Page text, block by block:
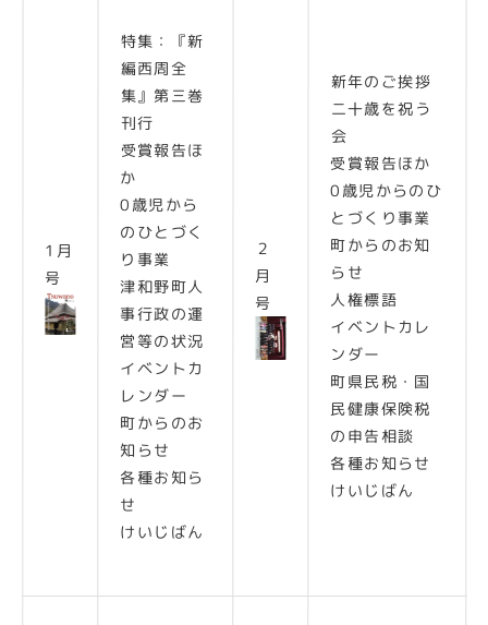
1月
号
特集：『新
編西周全
集』第三巻
刊行
受賞報告ほ
か
0歳児から
のひとづく
り事業
津和野町人
事行政の運
営等の状況
イベントカ
レンダー
町からのお
知らせ
各種お知ら
せ
けいじばん
２
月
号
新年のご挨拶
二十歳を祝う
会
受賞報告ほか
0歳児からのひ
とづくり事業
町からのお知
らせ
人権標語
イベントカレ
ンダー
町県民税・国
民健康保険税
の申告相談
各種お知らせ
けいじばん